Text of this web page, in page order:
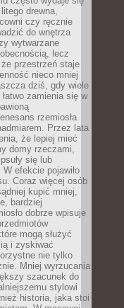
drewna,
czy ręcznie
do wnętrza
wytwarzane
lecz
przestrzeń staje
nieco mniej
dziś, gdy wiele
zamienia się w
rzemiosła
Przez lata
że lepiej mieć
domy rzeczami,
się lub
efekcie pojawiło
Coraz więcej osób
kupić mniej,
bardziej
dobrze wpisuje
mogą służyć
i zyskiwać
nie tylko
Mniej wyrzucania
szacunek do
stylowi
historia, jaka stoi